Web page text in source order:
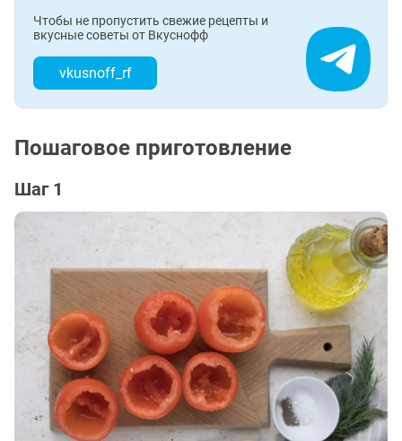
Чтобы не пропустить свежие рецепты и
вкусные советы от Вкуснофф
vkusnoff_rf
Пошаговое приготовление
Шаг 1